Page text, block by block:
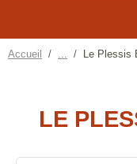
Accueil Le Plessis
LE